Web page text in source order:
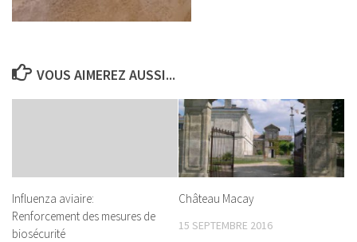
VOUS AIMEREZ AUSSI...
Influenza aviaire:
Renforcement des mesures de
biosécurité
Château Macay
15 SEPTEMBRE 2016